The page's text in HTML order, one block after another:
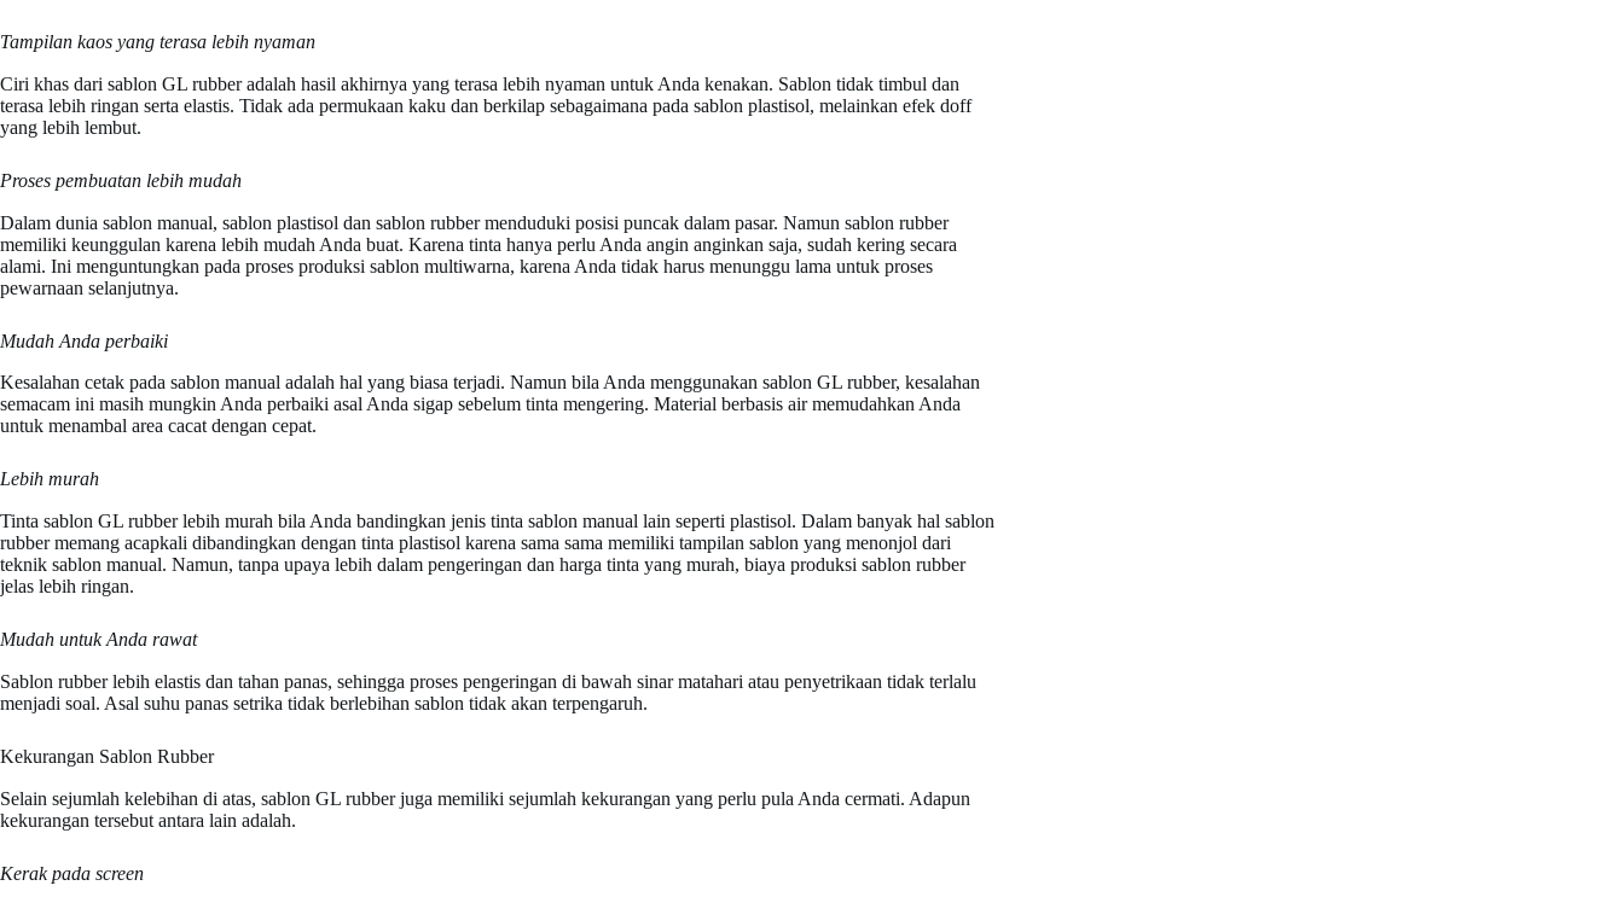
Tampilan kaos yang terasa lebih nyaman
Ciri khas dari sablon GL rubber adalah hasil akhirnya yang terasa lebih nyaman untuk Anda kenakan. Sablon tidak timbul dan
terasa lebih ringan serta elastis. Tidak ada permukaan kaku dan berkilap sebagaimana pada sablon plastisol, melainkan efek doff
yang lebih lembut.
Proses pembuatan lebih mudah
Dalam dunia sablon manual, sablon plastisol dan sablon rubber menduduki posisi puncak dalam pasar. Namun sablon rubber
memiliki keunggulan karena lebih mudah Anda buat. Karena tinta hanya perlu Anda angin anginkan saja, sudah kering secara
alami. Ini menguntungkan pada proses produksi sablon multiwarna, karena Anda tidak harus menunggu lama untuk proses
pewarnaan selanjutnya.
Mudah Anda perbaiki
Kesalahan cetak pada sablon manual adalah hal yang biasa terjadi. Namun bila Anda menggunakan sablon GL rubber, kesalahan
semacam ini masih mungkin Anda perbaiki asal Anda sigap sebelum tinta mengering. Material berbasis air memudahkan Anda
untuk menambal area cacat dengan cepat.
Lebih murah
Tinta sablon GL rubber lebih murah bila Anda bandingkan jenis tinta sablon manual lain seperti plastisol. Dalam banyak hal sablon
rubber memang acapkali dibandingkan dengan tinta plastisol karena sama sama memiliki tampilan sablon yang menonjol dari
teknik sablon manual. Namun, tanpa upaya lebih dalam pengeringan dan harga tinta yang murah, biaya produksi sablon rubber
jelas lebih ringan.
Mudah untuk Anda rawat
Sablon rubber lebih elastis dan tahan panas, sehingga proses pengeringan di bawah sinar matahari atau penyetrikaan tidak terlalu
menjadi soal. Asal suhu panas setrika tidak berlebihan sablon tidak akan terpengaruh.
Kekurangan Sablon Rubber
Selain sejumlah kelebihan di atas, sablon GL rubber juga memiliki sejumlah kekurangan yang perlu pula Anda cermati. Adapun
kekurangan tersebut antara lain adalah.
Kerak pada screen